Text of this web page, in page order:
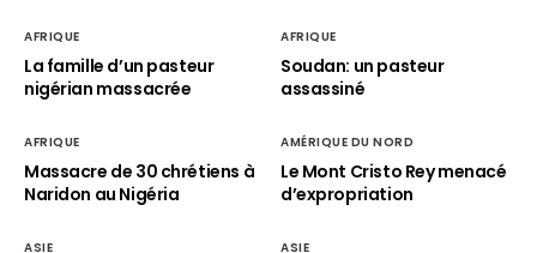
AFRIQUE
La famille d’un pasteur
nigérian massacrée
AFRIQUE
Soudan: un pasteur
assassiné
AFRIQUE
Massacre de 30 chrétiens à
Naridon au Nigéria
AMÉRIQUE DU NORD
Le Mont Cristo Rey menacé
d’expropriation
ASIE ASIE